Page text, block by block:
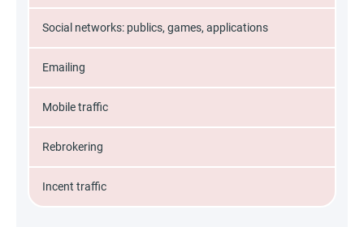
Social networks: publics, games, applications
Emailing
Mobile traffic
Rebrokering
Incent traffic